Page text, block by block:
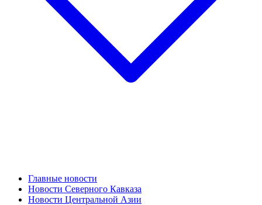
Главные новости
Новости Северного Кавказа
Новости Центральной Азии